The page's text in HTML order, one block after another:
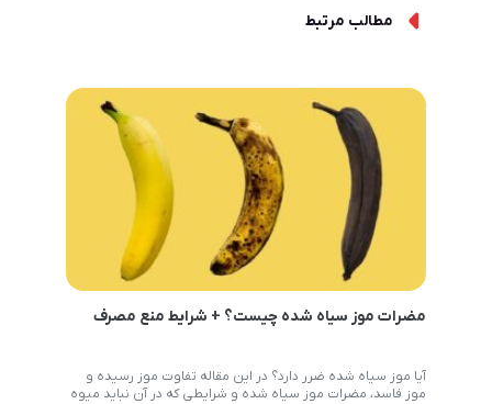
مطالب مرتبط
مضرات موز سیاه شده چیست؟ + شرایط منع مصرف
آیا موز سیاه شده ضرر دارد؟ در این مقاله تفاوت موز رسیده و
موز فاسد، مضرات موز سیاه شده و شرایطی که در آن نباید میوه